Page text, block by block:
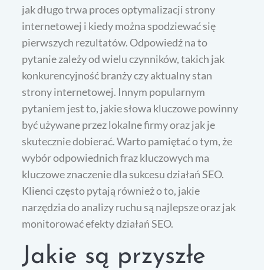
jak długo trwa proces optymalizacji strony
internetowej i kiedy można spodziewać się
pierwszych rezultatów. Odpowiedź na to
pytanie zależy od wielu czynników, takich jak
konkurencyjność branży czy aktualny stan
strony internetowej. Innym popularnym
pytaniem jest to, jakie słowa kluczowe powinny
być używane przez lokalne firmy oraz jak je
skutecznie dobierać. Warto pamiętać o tym, że
wybór odpowiednich fraz kluczowych ma
kluczowe znaczenie dla sukcesu działań SEO.
Klienci często pytają również o to, jakie
narzędzia do analizy ruchu są najlepsze oraz jak
monitorować efekty działań SEO.
Jakie są przyszłe